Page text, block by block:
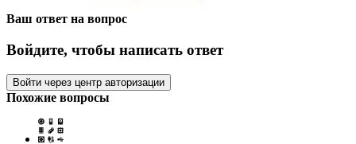
Ваш ответ на вопрос
Войдите, чтобы написать ответ
Войти через центр авторизации
Похожие вопросы